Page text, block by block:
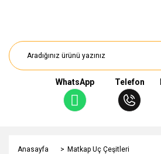
WhatsApp Telefon
Anasayfa Matkap Uç Çeşitleri